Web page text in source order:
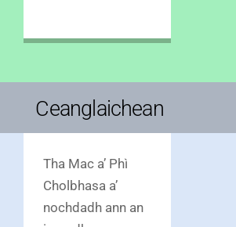
Ceanglaichean
Tha Mac a’ Phì
Cholbhasa a’
nochdadh ann an